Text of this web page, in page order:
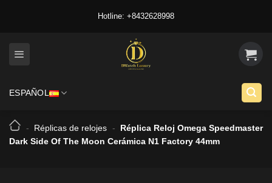
Hotline: +8432628998
ESPAÑOL
- Réplicas de relojes -
Réplica Reloj Omega Speedmaster
Dark Side Of The Moon Cerámica N1 Factory 44mm